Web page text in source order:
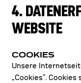
4.
WEBSITE
COOKIES
Unsere
„Cookies“.